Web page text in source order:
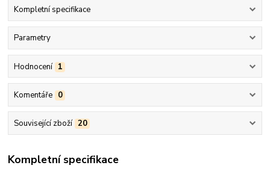
Kompletní specifikace
Parametry
Hodnocení 1
Komentáře 0
Související zboží 20
Kompletní specifikace